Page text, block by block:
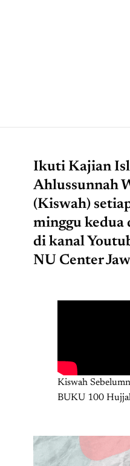
Ikuti Kajian
Ahlussunnah
(Kiswah)
minggu kedua
di kanal
NU Center
Kiswah
BUKU 100